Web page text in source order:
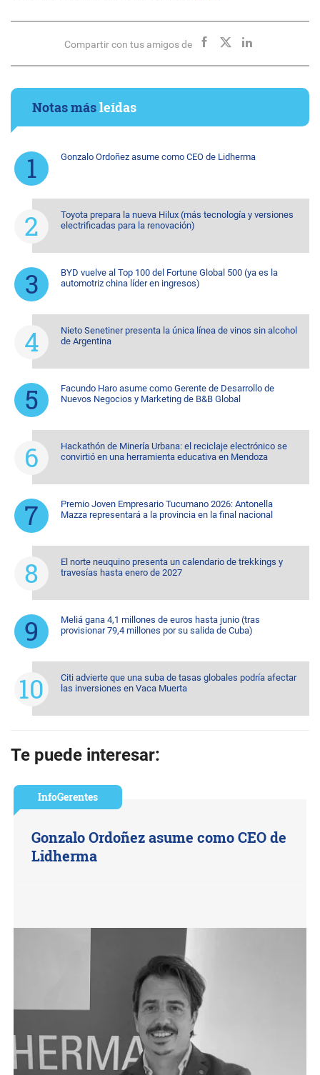
Compartir con tus amigos de
Notas másleídas
Gonzalo Ordoñez asume como CEO de Lidherma
Toyota prepara la nueva Hilux (más tecnología y versiones
electrificadas para la renovación)
BYD vuelve al Top 100 del Fortune Global 500 (ya es la
automotriz china líder en ingresos)
Nieto Senetiner presenta la única línea de vinos sin alcohol
de Argentina
Facundo Haro asume como Gerente de Desarrollo de
Nuevos Negocios y Marketing de B&B Global
Hackathón de Minería Urbana: el reciclaje electrónico se
convirtió en una herramienta educativa en Mendoza
Premio Joven Empresario Tucumano 2026: Antonella
Mazza representará a la provincia en la final nacional
El norte neuquino presenta un calendario de trekkings y
travesías hasta enero de 2027
Meliá gana 4,1 millones de euros hasta junio (tras
provisionar 79,4 millones por su salida de Cuba)
Citi advierte que una suba de tasas globales podría afectar
las inversiones en Vaca Muerta
Te puede interesar:
InfoGerentes
Gonzalo Ordoñez asume como CEO de
Lidherma